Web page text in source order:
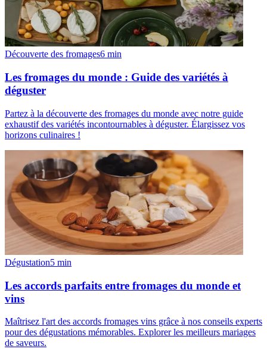
Découverte des fromages6 min
Les fromages du monde : Guide des variétés à
déguster
Partez à la découverte des fromages du monde avec notre guide
exhaustif des variétés incontournables à déguster. Élargissez vos
horizons culinaires !
Dégustation5 min
Les accords parfaits entre fromages du monde et
vins
Maîtrisez l'art des accords fromages vins grâce à nos conseils experts
pour des dégustations mémorables. Explorer les meilleurs mariages
de saveurs.